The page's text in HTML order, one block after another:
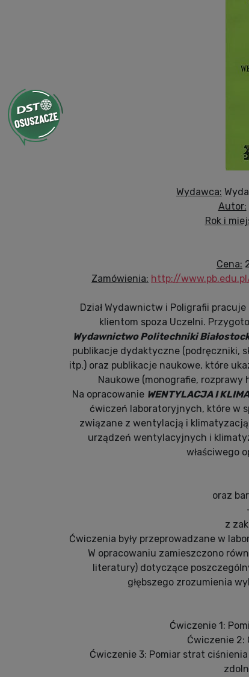
Wydawca:
Autor:
Rok i
Cena:
Zamówienia: http://
Dział Wydawnictw i Poligrafii
klientom spoza Uczelni.
Wydawnictwo Politechniki
publikacje dydaktyczne (podręczniki,
itp.) oraz publikacje naukowe, które
Naukowe (monografie,
Na opracowanie WENTYLACJA I
ćwiczeń laboratoryjnych, które w
związane z wentylacją i
urządzeń wentylacyjnych i
właściwego
oraz
z
Ćwiczenia były przeprowadzane w
W opracowaniu zamieszczono
literatury) dotyczące
głębszego zrozumienia
Ćwiczenie 1:
Ćwiczenie 2:
Ćwiczenie 3: Pomiar strat